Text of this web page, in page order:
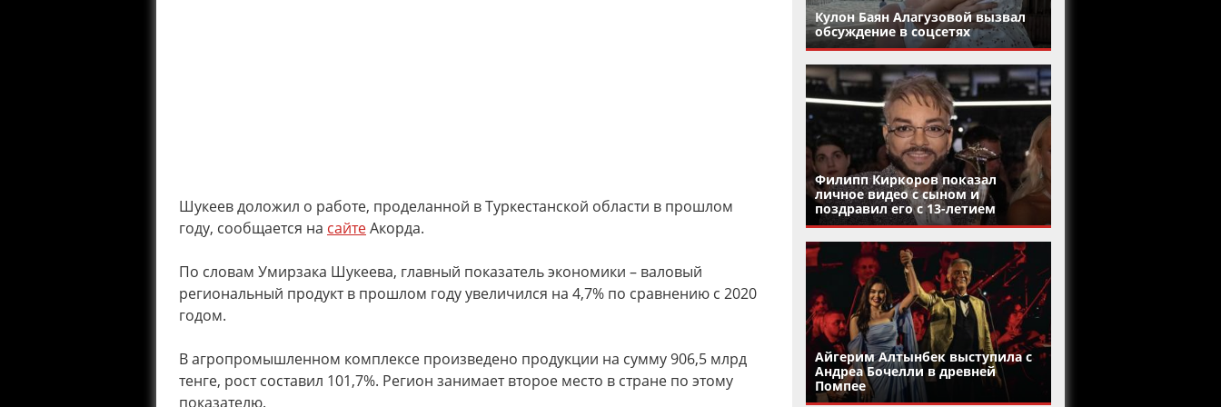
Шукеев доложил о работе, проделанной в Туркестанской области в прошлом
году, сообщается на сайтеАкорда.
По словам Умирзака Шукеева, главный показатель экономики – валовый
региональный продукт в прошлом году увеличился на 4,7% по сравнению с 2020
годом.
В агропромышленном комплексе произведено продукции на сумму 906,5 млрд
тенге, рост составил 101,7%. Регион занимает второе место в стране по этому
показателю.
Кулон Баян Алагузовой вызвал
обсуждение в соцсетях
Филипп Киркоров показал
личное видео с сыном и
поздравил его с 13-летием
Айгерим Алтынбек выступила с
Андреа Бочелли в древней
Помпее